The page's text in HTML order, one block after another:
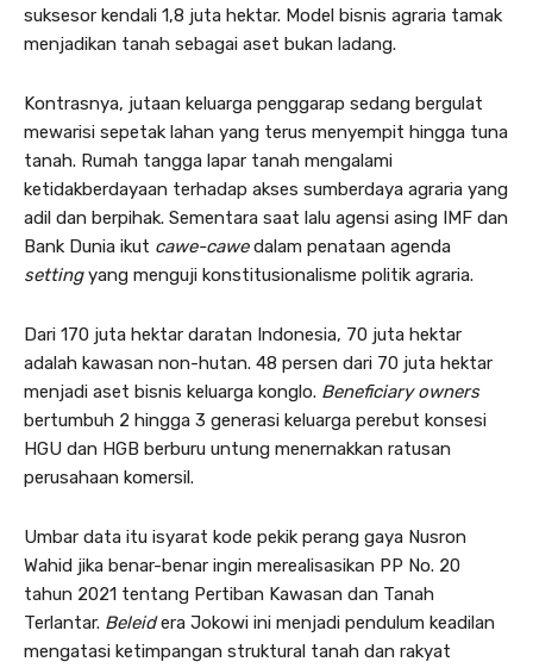
suksesor kendali 1,8 juta hektar. Model bisnis agraria tamak
menjadikan tanah sebagai aset bukan ladang.
Kontrasnya, jutaan keluarga penggarap sedang bergulat
mewarisi sepetak lahan yang terus menyempit hingga tuna
tanah. Rumah tangga lapar tanah mengalami
ketidakberdayaan terhadap akses sumberdaya agraria yang
adil dan berpihak. Sementara saat lalu agensi asing IMF dan
Bank Dunia ikut cawe-cawedalam penataan agenda
settingyang menguji konstitusionalisme politik agraria.
Dari 170 juta hektar daratan Indonesia, 70 juta hektar
adalah kawasan non-hutan. 48 persen dari 70 juta hektar
menjadi aset bisnis keluarga konglo. Beneficiary owners
bertumbuh 2 hingga 3 generasi keluarga perebut konsesi
HGU dan HGB berburu untung menernakkan ratusan
perusahaan komersil.
Umbar data itu isyarat kode pekik perang gaya Nusron
Wahid jika benar-benar ingin merealisasikan PP No. 20
tahun 2021 tentang Pertiban Kawasan dan Tanah
Terlantar. Beleidera Jokowi ini menjadi pendulum keadilan
mengatasi ketimpangan struktural tanah dan rakyat